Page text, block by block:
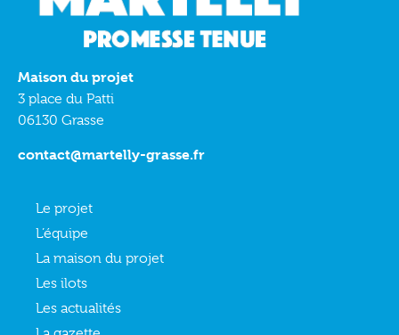
Maison du projet
3 place du Patti
06130 Grasse
contact@martelly-grasse.fr
Le projet
L’équipe
La maison du projet
Les ilots
Les actualités